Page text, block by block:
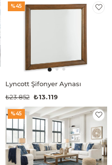
Lyncott Şifonyer Aynası
₺13.119
₺23.852
%45
%45